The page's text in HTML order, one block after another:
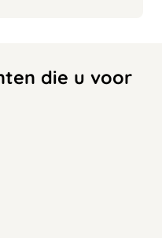
die u voor